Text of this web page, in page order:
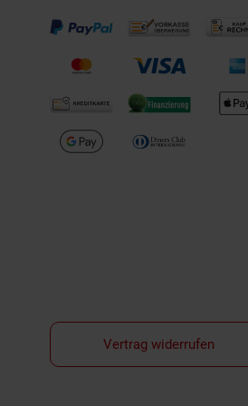
Vertrag widerrufen